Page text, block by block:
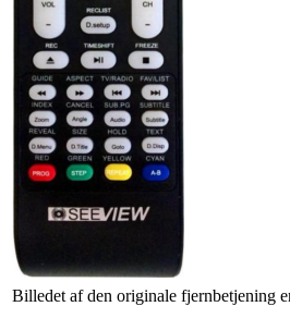
Billedet af den originale fjernbetjening